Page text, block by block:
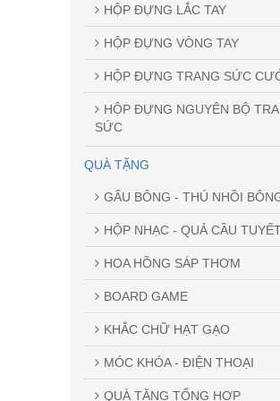
HỘP ĐỰNG LẮC TAY
HỘP ĐỰNG VÒNG TAY
HỘP ĐỰNG TRANG SỨC
HỘP ĐỰNG NGUYÊN BỘ
SỨC
QUÀ TẶNG
GẤU BÔNG - THÚ NHỒI
HỘP NHẠC - QUẢ CẦU
HOA HỒNG SÁP THƠM
BOARD GAME
KHẮC CHỮ HẠT GẠO
MÓC KHÓA - ĐIỆN THOẠI
QUÀ TẶNG TỔNG HỢP